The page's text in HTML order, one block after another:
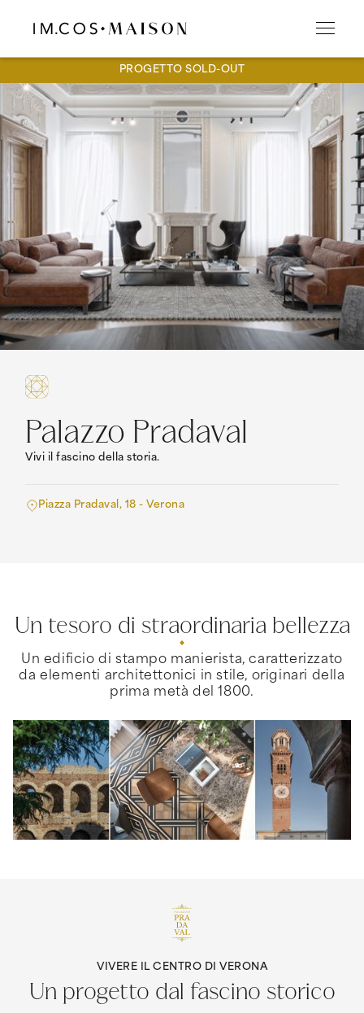
PROGETTO SOLD-OUT
Palazzo Pradaval
Vivi il fascino della storia.
Piazza Pradaval, 18 - Verona
Un tesoro di straordinaria bellezza
Un edificio di stampo manierista, caratterizzato
da elementi architettonici in stile, originari della
prima metà del 1800.
VIVERE IL CENTRO DI VERONA
Un progetto dal fascino storico